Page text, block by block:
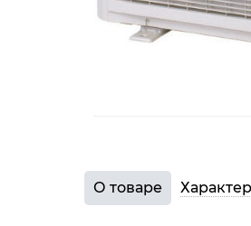
О товаре